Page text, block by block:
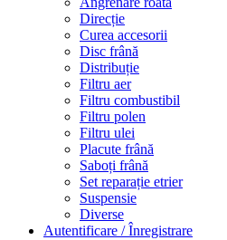
Direcție
Curea accesorii
Disc frână
Distribuție
Filtru aer
Filtru combustibil
Filtru polen
Filtru ulei
Placute frână
Saboți frână
Set reparație etrier
Suspensie
Diverse
Autentificare / Înregistrare